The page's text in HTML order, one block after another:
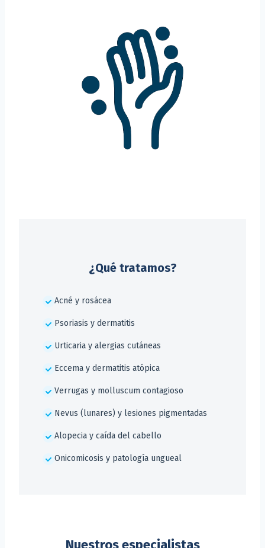
¿Qué tratamos?
Acné y rosácea
Psoriasis y dermatitis
Urticaria y alergias cutáneas
Eccema y dermatitis atópica
Verrugas y molluscum contagioso
Nevus (lunares) y lesiones pigmentadas
Alopecia y caída del cabello
Onicomicosis y patología ungueal
Nuestros especialistas